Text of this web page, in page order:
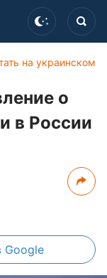
на украинском
о
в России
Google